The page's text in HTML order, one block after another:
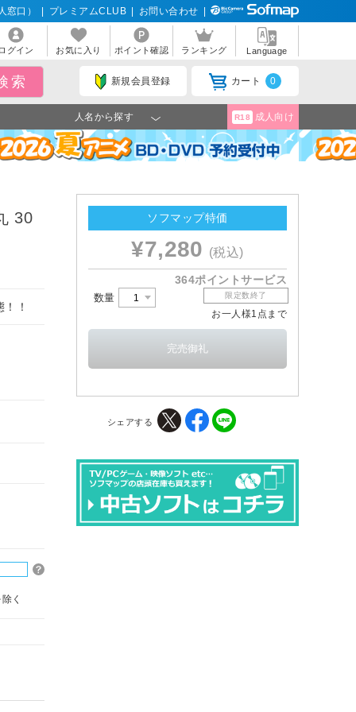
窓口） プレミアムCLUB お問い合わせ
ログイン お気に入り ポイント確認 ランキング Language
新規会員登録 カート 0
人名から探す R18 成人向け
30
！
く
ソフマップ特価
¥7,280 (税込)
364ポイントサービス
数量 限定数終了
お一人様1点まで
シェアする